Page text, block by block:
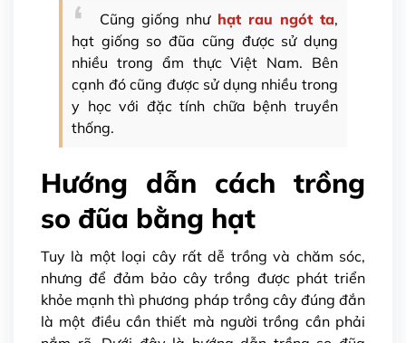
Cũng giống như hạt rau ngót ta,
hạt giống so đũa cũng được sử dụng
nhiều trong ẩm thực Việt Nam. Bên
cạnh đó cũng được sử dụng nhiều trong
y học với đặc tính chữa bệnh truyền
thống.
Hướng dẫn cách trồng
so đũa bằng hạt
Tuy là một loại cây rất dễ trồng và chăm sóc,
nhưng để đảm bảo cây trồng được phát triển
khỏe mạnh thì phương pháp trồng cây đúng đắn
là một điều cần thiết mà người trồng cần phải